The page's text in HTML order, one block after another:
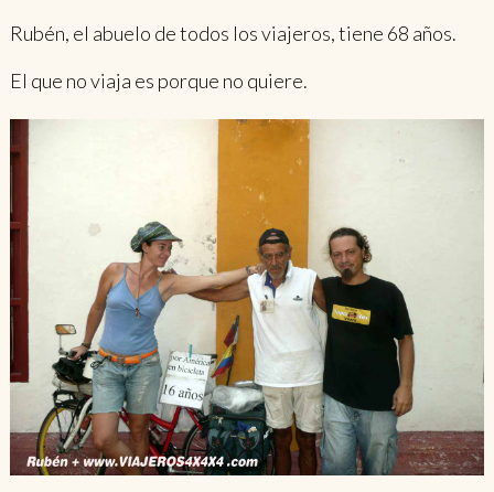
Rubén, el abuelo de todos los viajeros, tiene 68 años.
El que no viaja es porque no quiere.